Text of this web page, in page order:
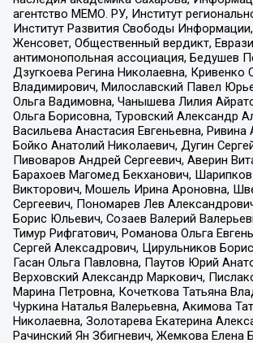
агентство МЕМО. РУ, Институт
Институт Развития Свободы
Женсовет, Общественный вердикт,
антимонопольная ассоциация, Бедушев
Дзугкоева Регина Николаевна, Кривенко
Владимирович, Милославский Павел
Ольга Вадимовна, Чанышева Лилия
Ольга Борисовна, Туровский Александр
Васильева Анастасия Евгеньевна, Ривина
Бойко Анатолий Николаевич, Дугин
Пивоваров Андрей Сергеевич, Аверин
Барахоев Магомед Бекханович,
Викторович, Мошель Ирина Ароновна,
Сергеевич, Пономарев Лев
Борис Юльевич, Созаев Валерий
Тимур Рифгатович, Романова Ольга
Сергей Алексадрович, Цирульников
Гасан Ольга Павловна, Паутов Юрий
Верховский Александр Маркович,
Марина Петровна, Кочеткова Татьяна
Чуркина Наталья Валерьевна, Акимова
Николаевна, Золотарева Екатерина
Рачинский Ян Збигневич, Жемкова Елена